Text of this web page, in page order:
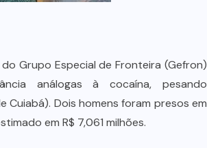
Grupo Especial de Fronteira (Gefron)
análogas à cocaína, pesando
Cuiabá). Dois homens foram presos em
em R$ 7,061 milhões.